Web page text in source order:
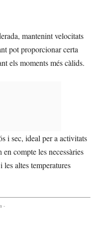
mantenint velocitats
pot proporcionar certa
els moments més càlids.
i sec, ideal per a activitats
compte les necessàries
altes temperatures
-